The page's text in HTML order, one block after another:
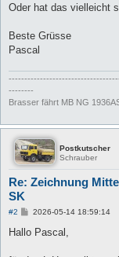
Oder hat das vielleicht
Beste Grüsse
Pascal
--------
Brasser fährt MB NG
Postkutscher
Schrauber
Re: Zeichnung
SK
#2
B
i
2026-05-14 18:59:14
Hallo Pascal,